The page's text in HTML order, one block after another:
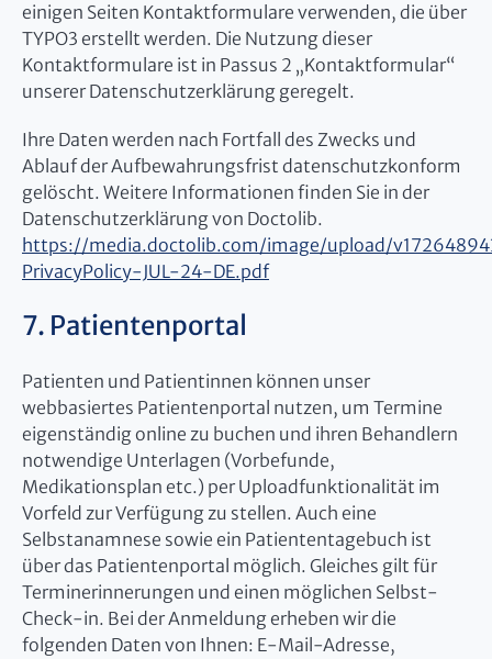
einigen Seiten Kontaktformulare verwenden, die über
TYPO3 erstellt werden. Die Nutzung dieser
Kontaktformulare ist in Passus 2 „Kontaktformular“
unserer Datenschutzerklärung geregelt.
Ihre Daten werden nach Fortfall des Zwecks und
Ablauf der Aufbewahrungsfrist datenschutzkonform
gelöscht. Weitere Informationen finden Sie in der
Datenschutzerklärung von Doctolib.
https://media.doctolib.com/image/upload/
PrivacyPolicy-JUL-24-DE.pdf
7. Patientenportal
Patienten und Patientinnen können unser
webbasiertes Patientenportal nutzen, um Termine
eigenständig online zu buchen und ihren Behandlern
notwendige Unterlagen (Vorbefunde,
Medikationsplan etc.) per Uploadfunktionalität im
Vorfeld zur Verfügung zu stellen. Auch eine
Selbstanamnese sowie ein Patiententagebuch ist
über das Patientenportal möglich. Gleiches gilt für
Terminerinnerungen und einen möglichen Selbst-
Check-in. Bei der Anmeldung erheben wir die
folgenden Daten von Ihnen: E-Mail-Adresse,